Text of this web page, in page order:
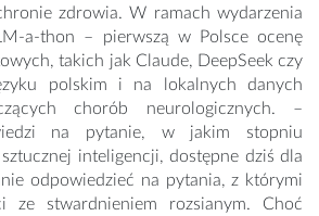
zdrowia. W ramach wydarzenia
a-thon – pierwszą w Polsce ocenę
takich jak Claude, DeepSeek czy
polskim i na lokalnych danych
chorób neurologicznych. –
na pytanie, w jakim stopniu
inteligencji, dostępne dziś dla
odpowiedzieć na pytania, z którymi
ze stwardnieniem rozsianym. Choć